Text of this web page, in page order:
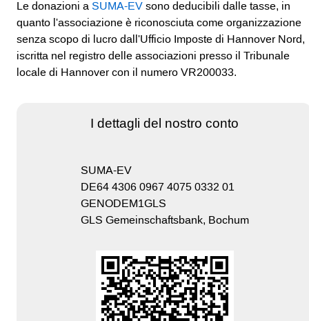
Le donazioni a SUMA-EV sono deducibili dalle tasse, in
quanto l'associazione è riconosciuta come organizzazione
senza scopo di lucro dall'Ufficio Imposte di Hannover Nord,
iscritta nel registro delle associazioni presso il Tribunale
locale di Hannover con il numero VR200033.
I dettagli del nostro conto
SUMA-EV
DE64 4306 0967 4075 0332 01
GENODEM1GLS
GLS Gemeinschaftsbank, Bochum